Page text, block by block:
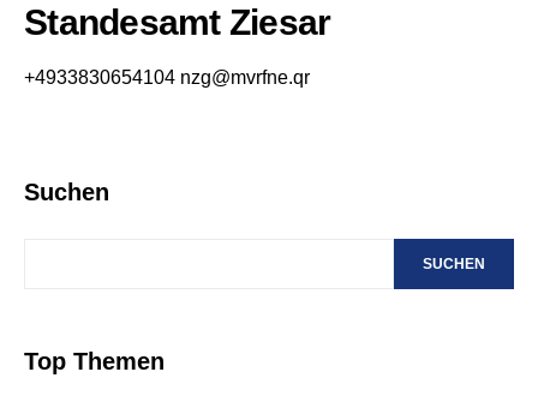
Standesamt Ziesar
+4933830654104 nzg@mvrfne.qr
Suchen
SUCHEN
Top Themen